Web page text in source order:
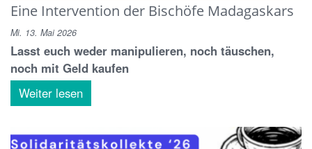
Eine Intervention der Bischöfe Madagaskars
Mi. 13. Mai 2026
Lasst euch weder manipulieren, noch täuschen,
noch mit Geld kaufen
Weiter lesen